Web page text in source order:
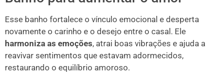
Esse banho fortalece o vínculo emocional e desperta
novamente o carinho e o desejo entre o casal. Ele
harmoniza as emoções, atrai boas vibrações e ajuda a
reavivar sentimentos que estavam adormecidos,
restaurando o equilíbrio amoroso.